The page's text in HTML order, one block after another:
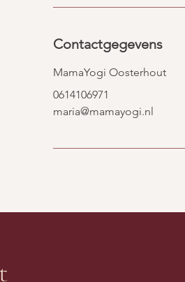
Contactgegevens
MamaYogi Oosterhout
0614106971
maria@mamayogi.nl